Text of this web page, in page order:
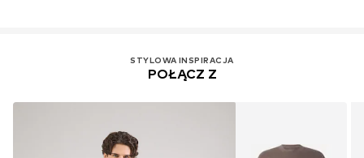
STYLOWA INSPIRACJA
POŁĄCZ Z